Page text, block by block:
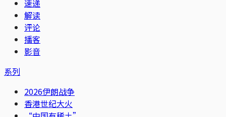
速递
解读
评论
播客
影音
系列
2026伊朗战争
香港世纪大火